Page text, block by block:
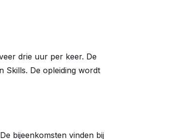
drie uur per keer. De
Skills. De opleiding wordt
bijeenkomsten vinden bij